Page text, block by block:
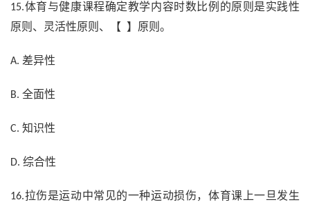
15.体育与健康课程确定教学内容时数比例的原则是实践性
原则、灵活性原则、【 】原则。
A. 差异性
B. 全面性
C. 知识性
D. 综合性
16.拉伤是运动中常见的一种运动损伤，体育课上一旦发生